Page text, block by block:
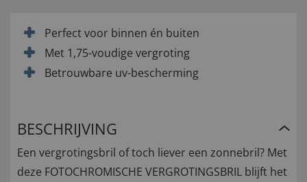
Perfect voor binnen én buiten
Met 1,75-voudige vergroting
Betrouwbare uv-bescherming
BESCHRIJVING
Een vergrotingsbril of toch liever een zonnebril? Met
deze FOTOCHROMISCHE VERGROTINGSBRIL blijft het